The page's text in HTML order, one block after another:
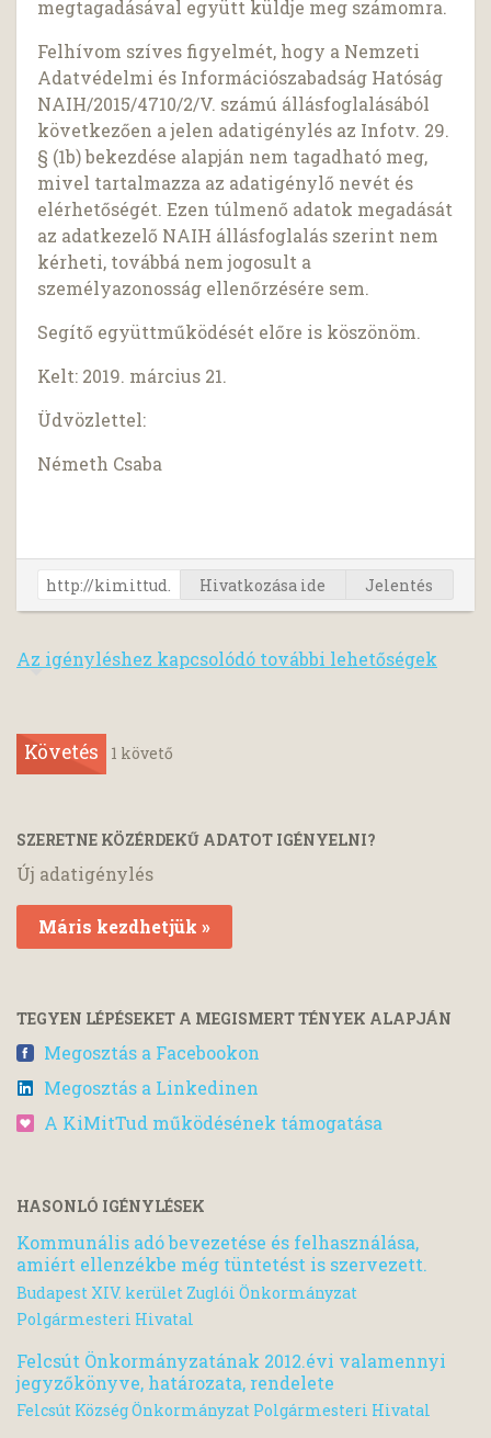
megtagadásával együtt küldje meg számomra.
Felhívom szíves figyelmét, hogy a Nemzeti
Adatvédelmi és Információszabadság Hatóság
NAIH/2015/4710/2/V. számú állásfoglalásából
következően a jelen adatigénylés az Infotv. 29.
§ (1b) bekezdése alapján nem tagadható meg,
mivel tartalmazza az adatigénylő nevét és
elérhetőségét. Ezen túlmenő adatok megadását
az adatkezelő NAIH állásfoglalás szerint nem
kérheti, továbbá nem jogosult a
személyazonosság ellenőrzésére sem.
Segítő együttműködését előre is köszönöm.
Kelt: 2019. március 21.
Üdvözlettel:
Németh Csaba
Hivatkozása ide Jelentés
Az igényléshez kapcsolódó további lehetőségek
Követés 1 követő
SZERETNE KÖZÉRDEKŰ ADATOT IGÉNYELNI?
Új adatigénylés
Máris kezdhetjük »
TEGYEN LÉPÉSEKET A MEGISMERT TÉNYEK ALAPJÁN
Megosztás a Facebookon
Megosztás a Linkedinen
A KiMitTud működésének támogatása
HASONLÓ IGÉNYLÉSEK
Kommunális adó bevezetése és felhasználása,
amiért ellenzékbe még tüntetést is szervezett.
Budapest XIV. kerület Zuglói Önkormányzat
Polgármesteri Hivatal
Felcsút Önkormányzatának 2012.évi valamennyi
jegyzőkönyve, határozata, rendelete
Felcsút Község Önkormányzat Polgármesteri Hivatal